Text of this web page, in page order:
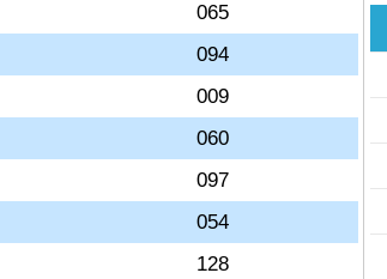
065
094
009
060
097
054
128